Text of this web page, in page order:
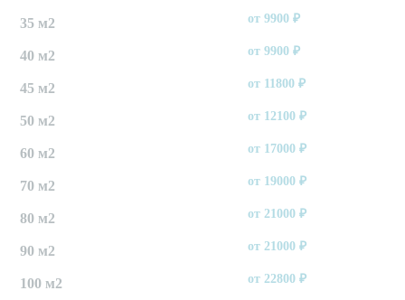
35 м2 от9900 ₽
40 м2 от9900 ₽
45 м2 от 11800 ₽
50 м2 от 12100 ₽
60 м2 от 17000 ₽
70 м2 от 19000 ₽
80 м2 от21000 ₽
90 м2 от21000 ₽
100 м2 от22800 ₽